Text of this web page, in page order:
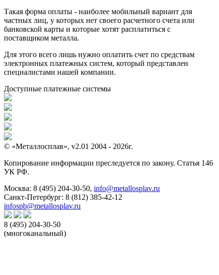
Такая форма оплаты - наиболее мобильный вариант для
частных лиц, у которых нет своего расчетного счета или
банковской карты и которые хотят расплатиться с
поставщиком металла.
Для этого всего лишь нужно оплатить счет по средствам
электронных платежных систем, который представлен
специалистами нашей компании.
Доступные платежные системы
© «Металлосплав», v2.01 2004 - 2026г.
Копирование информации преследуется по закону. Статья 146
УК РФ.
Москва: 8 (495) 204-30-50, info@metallosplav.ru
Санкт-Петербург: 8 (812) 385-42-12
infospb@metallosplav.ru
8 (495) 204-30-50
(многоканальный)